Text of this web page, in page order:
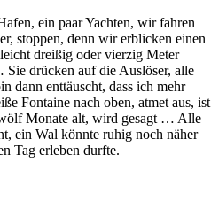
ein paar Yachten, wir fahren
stoppen, denn wir erblicken einen
dreißig oder vierzig Meter
drücken auf die Auslöser, alle
dann enttäuscht, dass ich mehr
Fontaine nach oben, atmet aus, ist
Monate alt, wird gesagt … Alle
ein Wal könnte ruhig noch näher
Tag erleben durfte.